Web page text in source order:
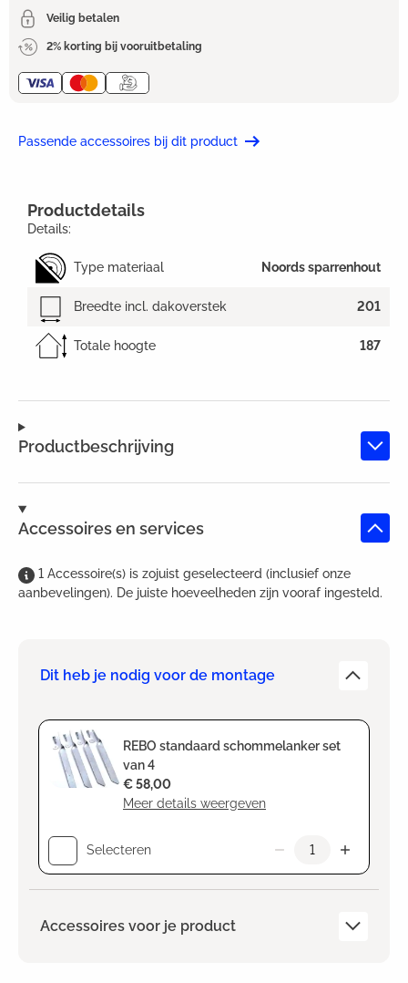
Veilig betalen
2% korting bij vooruitbetaling
Passende accessoires bij dit product
Productbeschrijving
Accessoires en services
1 Accessoire(s) is zojuist geselecteerd (inclusief onze
aanbevelingen). De juiste hoeveelheden zijn vooraf ingesteld.
Dit heb je nodig voor de montage
REBO standaard schommelanker set
van 4
Meer details weergeven
€ 58,00
Selecteren
Accessoires voor je product
Productdetails
Details:
Type materiaal Noords sparrenhout
Breedte incl. dakoverstek 201
Totale hoogte 187